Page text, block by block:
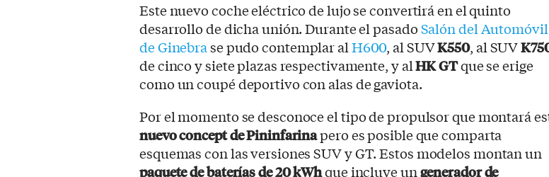
Este nuevo coche eléctrico de lujo se convertirá en el quinto
desarrollo de dicha unión. Durante el pasadoSalón del Automóvil
de Ginebrase pudo contemplar alH600, al SUVK550, al SUV
de cinco y siete plazas respectivamente, y alHK GTque se erige
como un coupé deportivo con alas de gaviota.
Por el momento se desconoce el tipo de propulsor que montará
nuevo concept de Pininfarinapero es posible que comparta
esquemas con las versiones SUV y GT. Estos modelos montan un
paquete de baterías de 20 kWhque incluye ungenerador de